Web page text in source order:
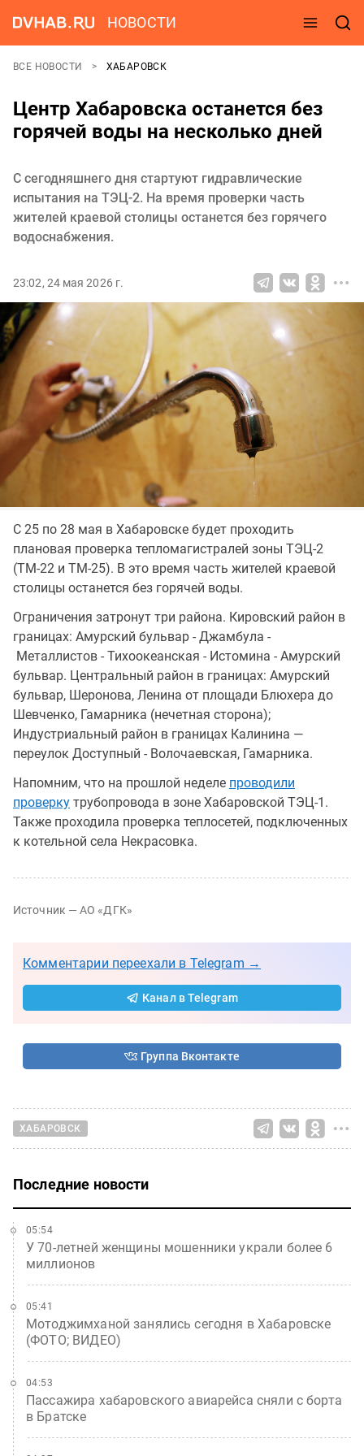
НОВОСТИ
ВСЕ НОВОСТИ ХАБАРОВСК
Центр Хабаровска останется без
горячей воды на несколько дней
С сегодняшнего дня стартуют гидравлические
испытания на ТЭЦ-2. На время проверки часть
жителей краевой столицы останется без горячего
водоснабжения.
23:02, 24 мая 2026 г.
С 25 по 28 мая в Хабаровске будет проходить
плановая проверка тепломагистралей зоны ТЭЦ-2
(ТМ-22 и ТМ-25). В это время часть жителей краевой
столицы останется без горячей воды.
Ограничения затронут три района. Кировский район в
границах: Амурский бульвар - Джамбула -
Металлистов - Тихоокеанская - Истомина - Амурский
бульвар. Центральный район в границах: Амурский
бульвар, Шеронова, Ленина от площади Блюхера до
Шевченко, Гамарника (нечетная сторона);
Индустриальный район в границах Калинина —
переулок Доступный - Волочаевская, Гамарника.
Напомним, что на прошлой неделе проводили
проверку трубопровода в зоне Хабаровской ТЭЦ-1.
Также проходила проверка теплосетей, подключенных
к котельной села Некрасовка.
Источник — АО «ДГК»
Комментарии переехали в Telegram →
Канал в Telegram
Группа Вконтакте
ХАБАРОВСК
Последние новости
У 70-летней женщины мошенники украли более 6
миллионов
05:54
Мотоджимханой занялись сегодня в Хабаровске
(ФОТО; ВИДЕО)
05:41
Пассажира хабаровского авиарейса сняли с борта
в Братске
04:53